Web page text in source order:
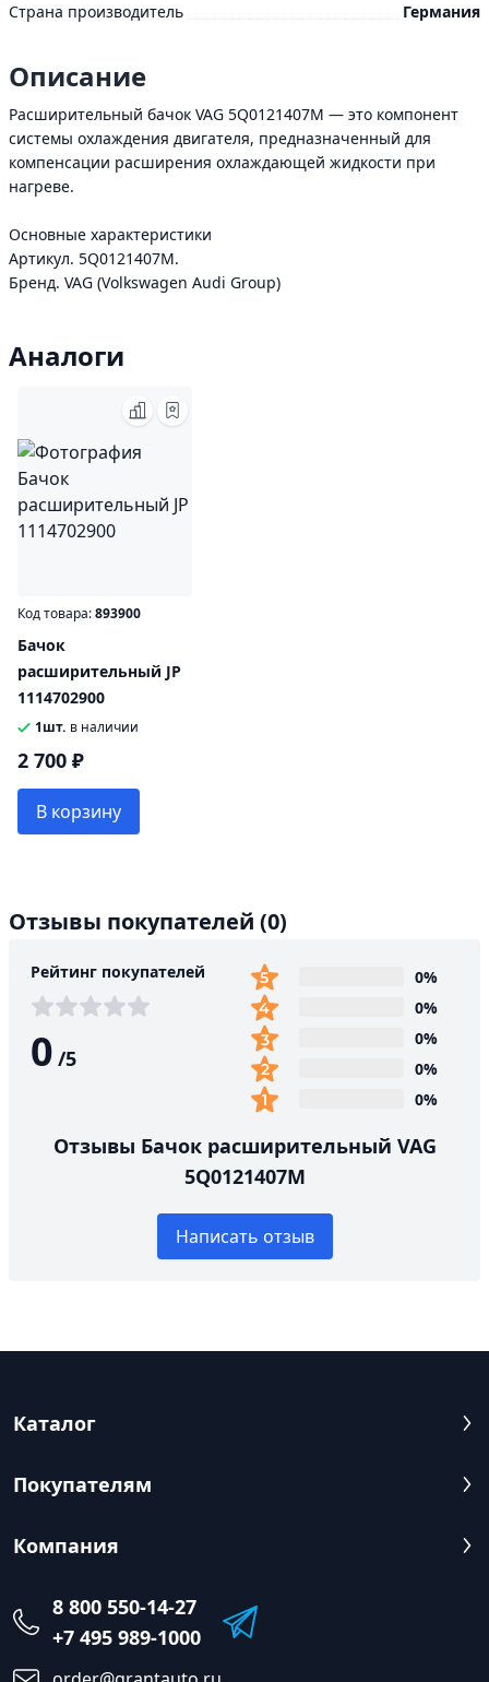
Страна производитель
Германия
Описание
Расширительный бачок VAG 5Q0121407M — это компонент
системы охлаждения двигателя, предназначенный для
компенсации расширения охлаждающей жидкости при
нагреве.
Основные характеристики
Артикул. 5Q0121407M.
Бренд. VAG (Volkswagen Audi Group)
Аналоги
Код товара:893900
Бачок
расширительный JP
1114702900
1шт. в наличии
2 700 ₽
В корзину
Отзывы покупателей (0)
Рейтинг покупателей
0 /5
0%
0%
0%
0%
0%
Отзывы Бачок расширительный VAG
5Q0121407M
Написать отзыв
Каталог
Покупателям
Компания
8 800 550-14-27
+7 495 989-1000